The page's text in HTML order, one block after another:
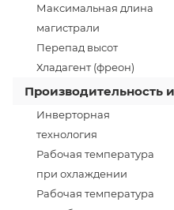
Максимальная длина
магистрали
Перепад высот
Хладагент (фреон)
Производительность
Инверторная
технология
Рабочая температура
при охлаждении
Рабочая температура